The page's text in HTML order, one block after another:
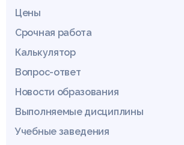
Цены
Срочная работа
Калькулятор
Вопрос-ответ
Новости образования
Выполняемые дисциплины
Учебные заведения